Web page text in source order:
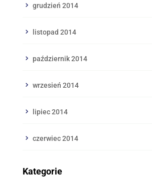
grudzień 2014
listopad 2014
październik 2014
wrzesień 2014
lipiec 2014
czerwiec 2014
Kategorie